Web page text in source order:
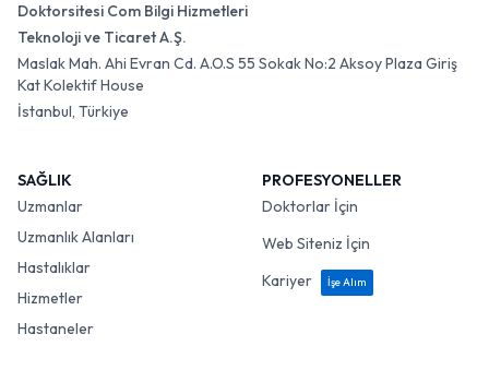
Doktorsitesi Com Bilgi Hizmetleri
Teknoloji ve Ticaret A.Ş.
Maslak Mah. Ahi Evran Cd. A.O.S 55 Sokak No:2 Aksoy Plaza Giriş
Kat Kolektif House
İstanbul, Türkiye
SAĞLIK
Uzmanlar
Uzmanlık Alanları
Hastalıklar
Hizmetler
Hastaneler
PROFESYONELLER
Doktorlar İçin
Web Siteniz İçin
Kariyer
İşe Alım